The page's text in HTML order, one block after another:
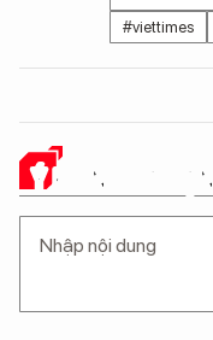
#viettimes
Ý KIẾN CỦA BẠN